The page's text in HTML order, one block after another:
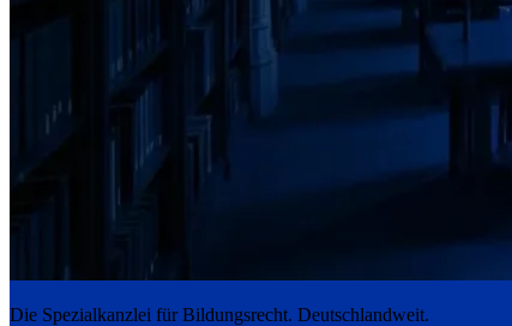
Die Spezialkanzlei für Bildungsrecht. Deutschlandweit.